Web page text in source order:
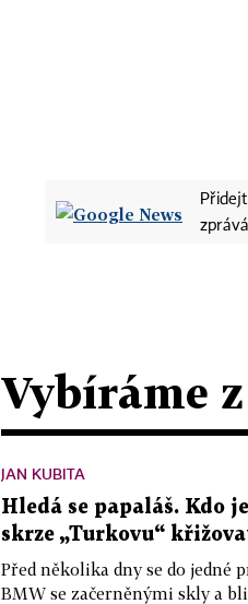
Vybíráme
JAN KUBITA
Hledá se papaláš. Kdo
skrze „Turkovu“
Před několika dny se do
BMW se začerněnými skly a